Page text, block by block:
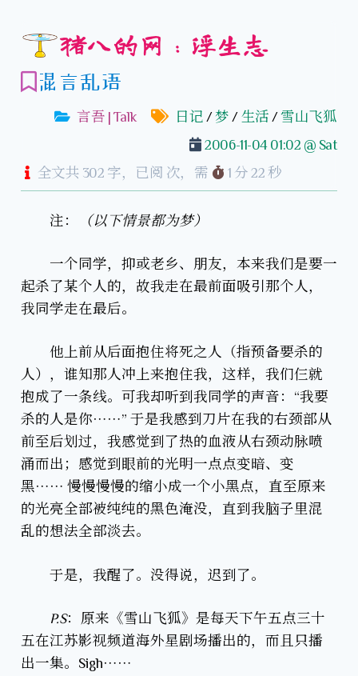
猪八的网：浮生志
混言乱语
言吾 | Talk 日记 /梦 / 生活 /雪山飞狐
2006-11-04 01:02 @ Sat
全文共 302 字，已阅 次，需 1 分 22 秒
注： （以下情景都为梦）
一个同学，抑或老乡、朋友，本来我们是要一
起杀了某个人的，故我走在最前面吸引那个人，
我同学走在最后。
他上前从后面抱住将死之人（指预备要杀的
人），谁知那人冲上来抱住我，这样，我们仨就
抱成了一条线。可我却听到我同学的声音：“我要
杀的人是你……” 于是我感到刀片在我的右颈部从
前至后划过，我感觉到了热的血液从右颈动脉喷
涌而出；感觉到眼前的光明一点点变暗、变
黑…… 慢慢慢慢的缩小成一个小黑点，直至原来
的光亮全部被纯纯的黑色淹没，直到我脑子里混
乱的想法全部淡去。
于是，我醒了。没得说，迟到了。
P.S：原来《雪山飞狐》是每天下午五点三十
五在江苏影视频道海外星剧场播出的，而且只播
出一集。Sigh……